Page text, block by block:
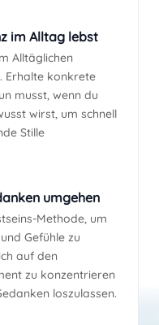
im Alltag lebst
Alltäglichen
Erhalte konkrete
musst, wenn du
wirst, um schnell
Stille
umgehen
Methode, um
Gefühle zu
auf den
zu konzentrieren
loszulassen.